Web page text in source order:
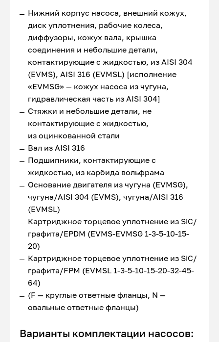
Нижний корпус насоса, внешний кожух,
диск уплотнения, рабочие колеса,
диффузоры, кожух вала, крышка
соединения и небольшие детали,
контактирующие с жидкостью, из AISI 304
(EVMS), AISI 316 (EVMSL) [исполнение
«EVMSG» — кожух насоса из чугуна,
гидравлическая часть из AISI 304]
Стяжки и небольшие детали, не
контактирующие с жидкостью,
из оцинкованной стали
Вал из AISI 316
Подшипники, контактирующие с
жидкостью, из карбида вольфрама
Основание двигателя из чугуна (EVMSG),
чугуна/AISI 304 (EVMS), чугуна/AISI 316
(EVMSL)
Картриджное торцевое уплотнение из SiC/
графита/EPDM (EVMS-EVMSG 1-3-5-10-15-
20)
Картриджное торцевое уплотнение из SiC/
графита/FPM (EVMSL 1-3-5-10-15-20-32-45-
64)
(F — круглые ответные фланцы, N —
овальные ответные фланцы)
Варианты комплектации насосов: